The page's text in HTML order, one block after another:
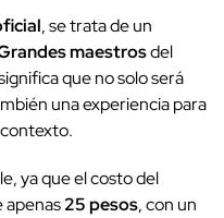
, se trata de un
maestrosdel
que no solo será
una experiencia para
ya que el costo del
apenas25 pesos, con un